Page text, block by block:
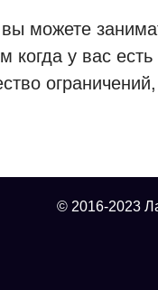
можете
когда у вас
© 2016-2023